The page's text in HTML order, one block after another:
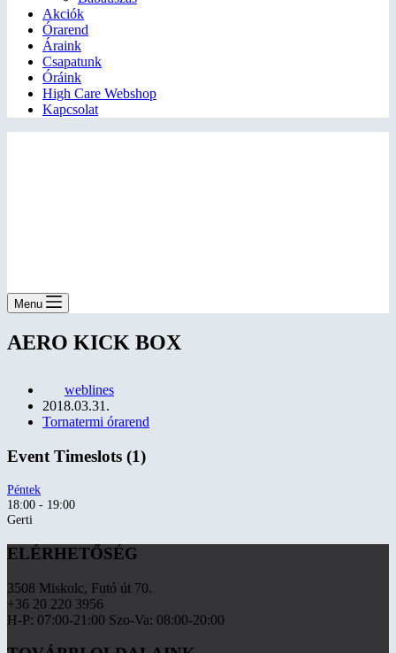
Akciók
Órarend
Áraink
Csapatunk
Óráink
High Care Webshop
Kapcsolat
Menu
AERO KICK BOX
weblines
2018.03.31.
Tornatermi órarend
Event Timeslots (1)
Péntek
18:00 - 19:00
Gerti
ELÉRHETŐSÉG
3508 Miskolc, Futó út 70.
+36 20 220 3956
H-P: 07:00-21:00 Szo-Va: 08:00-20:00